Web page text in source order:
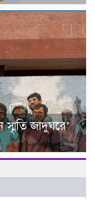
স্মৃতি জাদুঘরে’